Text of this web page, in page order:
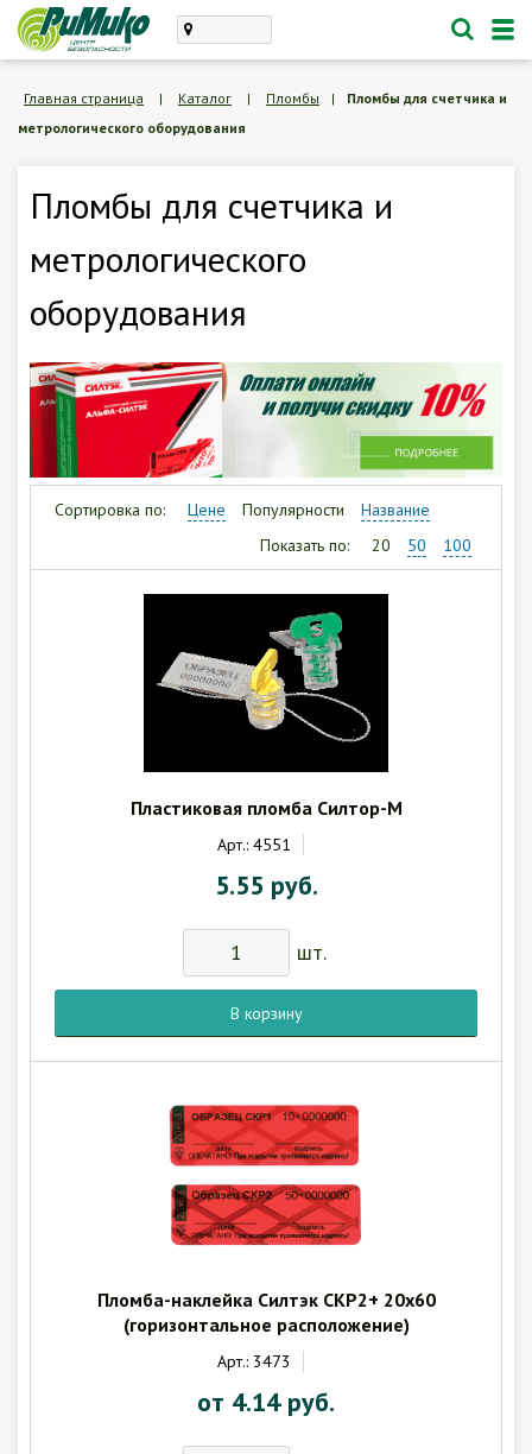
Каталог
Личный кабинет
Корзина /Пустая
Заказать обратный звонок
О компании
Доставка и оплата
Гарантия
Как купить
Монтаж оборудования
Новости
Контакты
Главная страница | Каталог | Пломбы |
Пломбы для счетчика и
метрологического оборудования
Пломбы для счетчика и
метрологического
оборудования
Сортировка по: Цене Популярности
Название
Показать по:
20 50 100
Пластиковая пломба Силтор-М
Арт.: 4551
5.55 руб.
шт.
В корзину
Пломба-наклейка Силтэк СКР2+ 20х60
(горизонтальное расположение)
Арт.: 3473
от 4.14 руб.